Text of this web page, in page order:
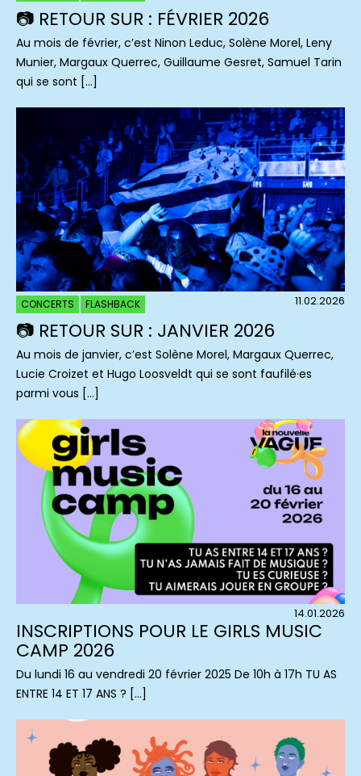
📷 RETOUR SUR : FÉVRIER 2026
Au mois de février, c’est Ninon Leduc, Solène Morel, Leny
Munier, Margaux Querrec, Guillaume Gesret, Samuel Tarin
qui se sont […]
CONCERTS FLASHBACK 11.02.2026
📷 RETOUR SUR : JANVIER 2026
Au mois de janvier, c’est Solène Morel, Margaux Querrec,
Lucie Croizet et Hugo Loosveldt qui se sont faufilé·es
parmi vous […]
14.01.2026
INSCRIPTIONS POUR LE GIRLS MUSIC
CAMP 2026
Du lundi 16 au vendredi 20 février 2025 De 10h à 17h TU AS
ENTRE 14 ET 17 ANS ? […]